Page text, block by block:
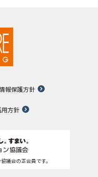
報保護方針
用方針
議会の正会員です。